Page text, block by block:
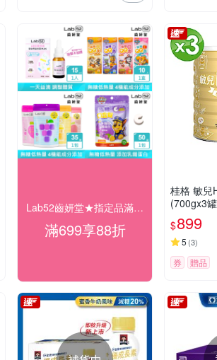
Lab52齒妍堂★指定品滿699享88折
滿699享88折
桂格 敏兒
(700gx3
$899
5 (3)
券 贈品